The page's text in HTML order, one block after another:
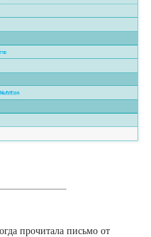
прочитала письмо от